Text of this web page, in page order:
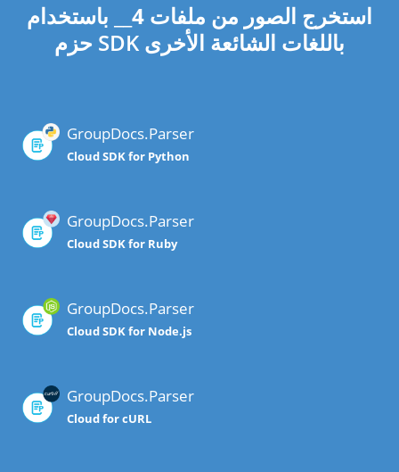
استخرج الصور من ملفات 4 __ باستخدام
حزم SDK باللغات الشائعة الأخرى
GroupDocs.Parser
Cloud SDK for Python
GroupDocs.Parser
Cloud SDK for Ruby
GroupDocs.Parser
Cloud SDK for Node.js
GroupDocs.Parser
Cloud for cURL